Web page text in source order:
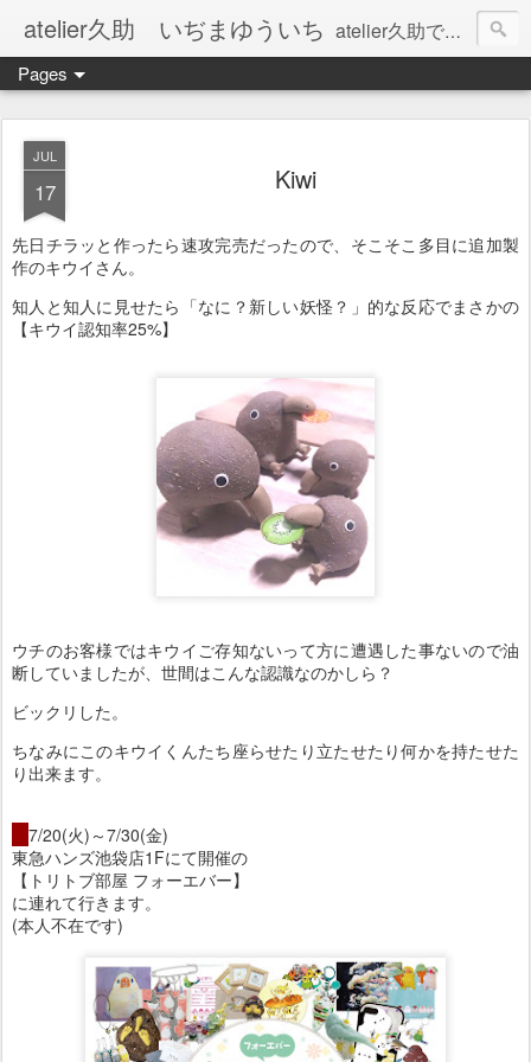
atelier久助 いぢまゆういち atelier久助では土と火から暖かなモノたちを生み出しています。 ご覧になられた方が和んで頂ければ幸いです。
Pages
JUL
17 Kiwi
先日チラッと作ったら速攻完売だったので、そこそこ多目に追加製
作のキウイさん。
知人と知人に見せたら「なに？新しい妖怪？」的な反応でまさかの
【キウイ認知率25%】
ウチのお客様ではキウイご存知ないって方に遭遇した事ないので油
断していましたが、世間はこんな認識なのかしら？
ビックリした。
ちなみにこのキウイくんたち座らせたり立たせたり何かを持たせた
り出来ます。
7/20(火)～7/30(金)
東急ハンズ池袋店1Fにて開催の
【トリトブ部屋 フォーエバー】
に連れて行きます。
(本人不在です)